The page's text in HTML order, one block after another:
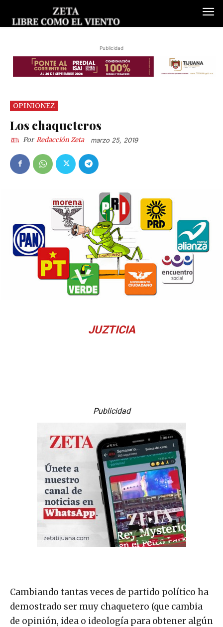
Publicidad
OPINIONEZ
Los chaqueteros
Por Redacción Zeta marzo 25, 2019
JUZTICIA
Publicidad
Cambiando tantas veces de partido político ha
demostrado ser muy chaquetero (que cambia
de opinión, idea o ideología para obtener algún